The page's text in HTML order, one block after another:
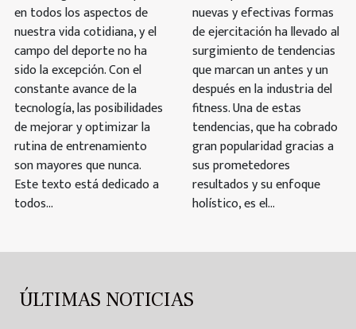
en todos los aspectos de
nuestra vida cotidiana, y el
campo del deporte no ha
sido la excepción. Con el
constante avance de la
tecnología, las posibilidades
de mejorar y optimizar la
rutina de entrenamiento
son mayores que nunca.
Este texto está dedicado a
todos...
nuevas y efectivas formas
de ejercitación ha llevado al
surgimiento de tendencias
que marcan un antes y un
después en la industria del
fitness. Una de estas
tendencias, que ha cobrado
gran popularidad gracias a
sus prometedores
resultados y su enfoque
holístico, es el...
ÚLTIMAS NOTICIAS